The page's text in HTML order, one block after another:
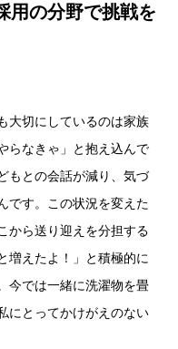
用の分野で挑戦を
大切にしているのは家族
らなきゃ」と抱え込んで
もとの会話が減り、気づ
です。この状況を変えた
から送り迎えを分担する
増えたよ！」と積極的に
今では一緒に洗濯物を畳
にとってかけがえのない